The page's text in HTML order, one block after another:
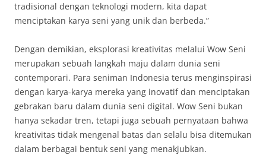
tradisional dengan teknologi modern, kita dapat
menciptakan karya seni yang unik dan berbeda.”
Dengan demikian, eksplorasi kreativitas melalui Wow Seni
merupakan sebuah langkah maju dalam dunia seni
contemporari. Para seniman Indonesia terus menginspirasi
dengan karya-karya mereka yang inovatif dan menciptakan
gebrakan baru dalam dunia seni digital. Wow Seni bukan
hanya sekadar tren, tetapi juga sebuah pernyataan bahwa
kreativitas tidak mengenal batas dan selalu bisa ditemukan
dalam berbagai bentuk seni yang menakjubkan.